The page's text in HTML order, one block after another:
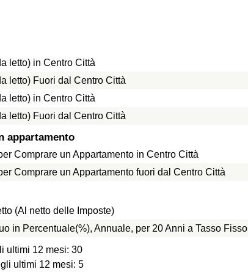
letto) in Centro Città
letto) Fuori dal Centro Città
letto) in Centro Città
letto) Fuori dal Centro Città
appartamento
Comprare un Appartamento in Centro Città
Comprare un Appartamento fuori dal Centro Città
(Al netto delle Imposte)
in Percentuale(%), Annuale, per 20 Anni a Tasso Fisso
ultimi 12 mesi: 30
ultimi 12 mesi: 5